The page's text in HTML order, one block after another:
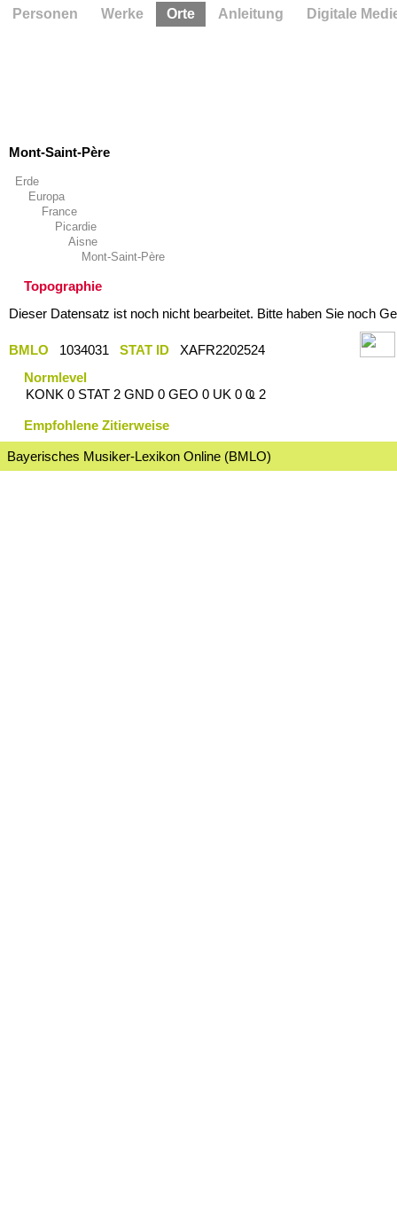
Mont-Saint-Père
Erde
Europa
France
Picardie
Aisne
Mont-Saint-Père
Topographie
Dieser Datensatz ist noch nicht bearbeitet. Bitte haben Sie noch
BMLO 1034031 STAT ID
XAFR2202524
Normlevel
KONK 0 STAT 2 GND 0 GEO 0 UK 0 Ҩ 2
Empfohlene Zitierweise
Bayerisches Musiker-Lexikon Online (BMLO)
Personen Werke Orte Anleitung Digitale